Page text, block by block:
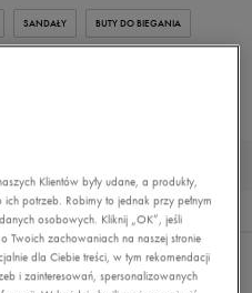
SANDAŁY BUTY DO BIEGANIA
FILTRUJ (1)
Pokaż
Klientów były udane, a produkty,
potrzeb. Robimy to jednak przy pełnym
osobowych. Kliknij „OK”, jeśli
Twoich zachowaniach na naszej stronie
dla Ciebie treści, w tym rekomendacji
i zainteresowań, spersonalizowanych